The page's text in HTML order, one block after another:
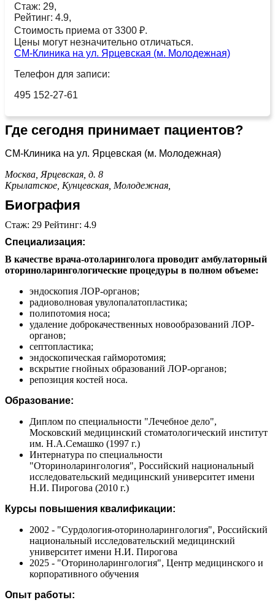
Стаж: 29,
Рейтинг: 4.9,
Стоимость приема от 3300 ₽.
Цены могут незначительно отличаться.
СМ-Клиника на ул. Ярцевская (м. Молодежная)
Телефон для записи:
495 152-27-61
Где сегодня принимает пациентов?
СМ-Клиника на ул. Ярцевская (м. Молодежная)
Москва, Ярцевская, д. 8
Крылатское, Кунцевская, Молодежная,
Биография
Стаж: 29 Рейтинг: 4.9
Специализация:
В качестве врача-отоларинголога проводит амбулаторный
оториноларингологические процедуры в полном объеме:
эндоскопия ЛОР-органов;
радиоволновая увулопалатопластика;
полипотомия носа;
удаление доброкачественных новообразований ЛОР-
органов;
септопластика;
эндоскопическая гайморотомия;
вскрытие гнойных образований ЛОР-органов;
репозиция костей носа.
Образование:
Диплом по специальности "Лечебное дело",
Московский медицинский стоматологический институт
им. Н.А.Семашко (1997 г.)
Интернатура по специальности
"Оториноларингология", Российский национальный
исследовательский медицинский университет имени
Н.И. Пирогова (2010 г.)
Курсы повышения квалификации:
2002 - "Сурдология-оториноларингология", Российский
национальный исследовательский медицинский
университет имени Н.И. Пирогова
2025 - "Оториноларингология", Центр медицинского и
корпоративного обучения
Опыт работы: